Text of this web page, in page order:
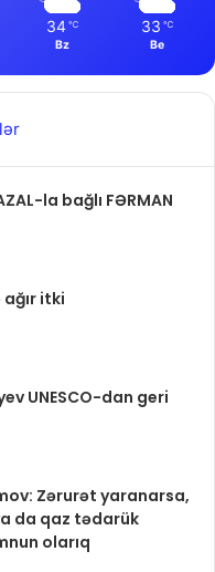
34 ℃
Bz
33 ℃
Be
la bağlı FƏRMAN
itki
UNESCO-dan geri
Zərurət yaranarsa,
da qaz tədarük
olarıq